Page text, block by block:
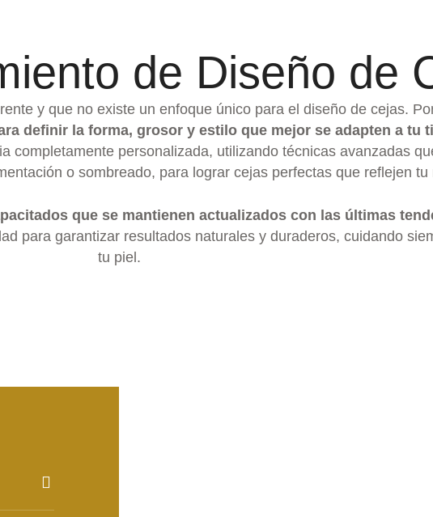
de Diseño de
y que no existe un enfoque único para el diseño de cejas.
definir la forma, grosor y estilo que mejor se adapten a tu
completamente personalizada, utilizando técnicas avanzadas
o sombreado, para lograr cejas perfectas que reflejen tu
que se mantienen actualizados con las últimas
para garantizar resultados naturales y duraderos, cuidando
tu piel.